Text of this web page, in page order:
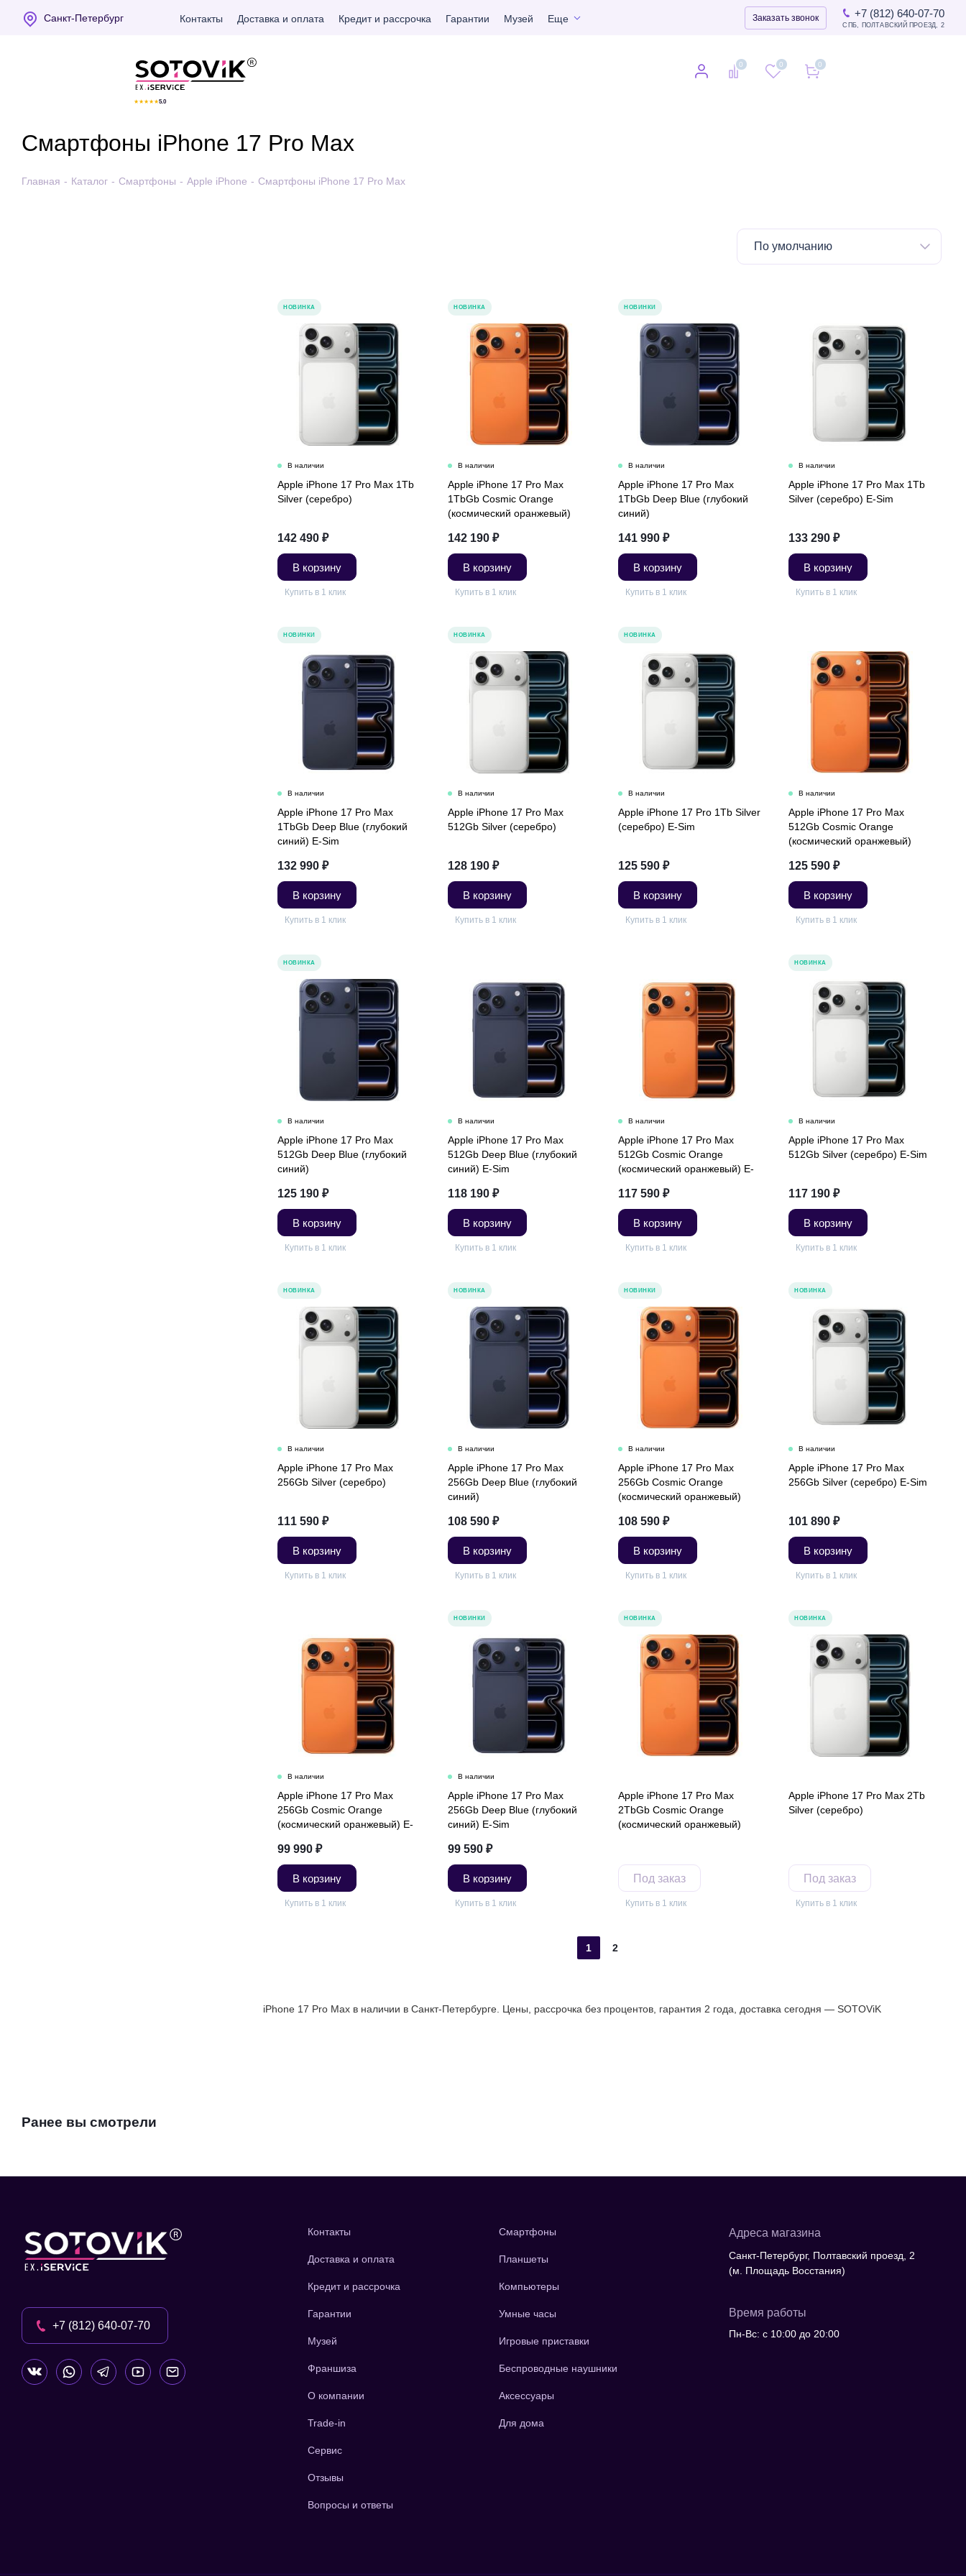
Санкт-Петербург Контакты Доставка и оплата Кредит и рассрочка Гарантии Музей Еще Заказать звонок +7 (812) 640-07-70
СПБ, ПОЛТАВСКИЙ ПРОЕЗД, 2
★★★★★5.0Отзывы Яндекс
0 0 0
0
Смартфоны iPhone 17 Pro Max
Главная - Каталог - Смартфоны - Apple iPhone - Смартфоны iPhone 17 Pro Max
По умолчанию
НОВИНКА
Apple iPhone 17 Pro Max 1Tb
Silver (серебро)
142 490 ₽
В корзину
Купить в 1 клик
НОВИНКА
Apple iPhone 17 Pro Max
1TbGb Cosmic Orange
(космический оранжевый)
142 190 ₽
В корзину
Купить в 1 клик
НОВИНКИ
Apple iPhone 17 Pro Max
1TbGb Deep Blue (глубокий
синий)
141 990 ₽
В корзину
Купить в 1 клик
Apple iPhone 17 Pro Max 1Tb
Silver (серебро) E-Sim
133 290 ₽
В корзину
Купить в 1 клик
НОВИНКИ
Apple iPhone 17 Pro Max
1TbGb Deep Blue (глубокий
синий) E-Sim
132 990 ₽
В корзину
Купить в 1 клик
НОВИНКА
Apple iPhone 17 Pro Max
512Gb Silver (серебро)
128 190 ₽
В корзину
Купить в 1 клик
НОВИНКА
Apple iPhone 17 Pro 1Tb Silver
(серебро) E-Sim
125 590 ₽
В корзину
Купить в 1 клик
Apple iPhone 17 Pro Max
512Gb Cosmic Orange
(космический оранжевый)
125 590 ₽
В корзину
Купить в 1 клик
НОВИНКА
Apple iPhone 17 Pro Max
512Gb Deep Blue (глубокий
синий)
125 190 ₽
В корзину
Купить в 1 клик
Apple iPhone 17 Pro Max
512Gb Deep Blue (глубокий
синий) E-Sim
118 190 ₽
В корзину
Купить в 1 клик
Apple iPhone 17 Pro Max
512Gb Cosmic Orange
(космический оранжевый) E-
117 590 ₽
В корзину
Купить в 1 клик
НОВИНКА
Apple iPhone 17 Pro Max
512Gb Silver (серебро) E-Sim
117 190 ₽
В корзину
Купить в 1 клик
НОВИНКА
Apple iPhone 17 Pro Max
256Gb Silver (серебро)
111 590 ₽
В корзину
Купить в 1 клик
НОВИНКА
Apple iPhone 17 Pro Max
256Gb Deep Blue (глубокий
синий)
108 590 ₽
В корзину
Купить в 1 клик
НОВИНКИ
Apple iPhone 17 Pro Max
256Gb Cosmic Orange
(космический оранжевый)
108 590 ₽
В корзину
Купить в 1 клик
НОВИНКА
Apple iPhone 17 Pro Max
256Gb Silver (серебро) E-Sim
101 890 ₽
В корзину
Купить в 1 клик
Apple iPhone 17 Pro Max
256Gb Cosmic Orange
(космический оранжевый) E-
99 990 ₽
В корзину
Купить в 1 клик
НОВИНКИ
Apple iPhone 17 Pro Max
256Gb Deep Blue (глубокий
синий) E-Sim
99 590 ₽
В корзину
Купить в 1 клик
НОВИНКА
Apple iPhone 17 Pro Max
2TbGb Cosmic Orange
(космический оранжевый)
Под заказ
Купить в 1 клик
НОВИНКА
Apple iPhone 17 Pro Max 2Tb
Silver (серебро)
Под заказ
Купить в 1 клик
1 2
iPhone 17 Pro Max в наличии в Санкт-Петербурге. Цены, рассрочка без процентов, гарантия 2 года, доставка сегодня — SOTOViK
Ранее вы смотрели
+7 (812) 640-07-70
Контакты
Доставка и оплата
Кредит и рассрочка
Гарантии
Музей
Франшиза
О компании
Trade-in
Сервис
Отзывы
Вопросы и ответы
Смартфоны
Планшеты
Компьютеры
Умные часы
Игровые приставки
Беспроводные наушники
Аксессуары
Для дома
Адреса магазина
Санкт-Петербург, Полтавский проезд, 2
(м. Площадь Восстания)
Время работы
Пн-Вс: с 10:00 до 20:00